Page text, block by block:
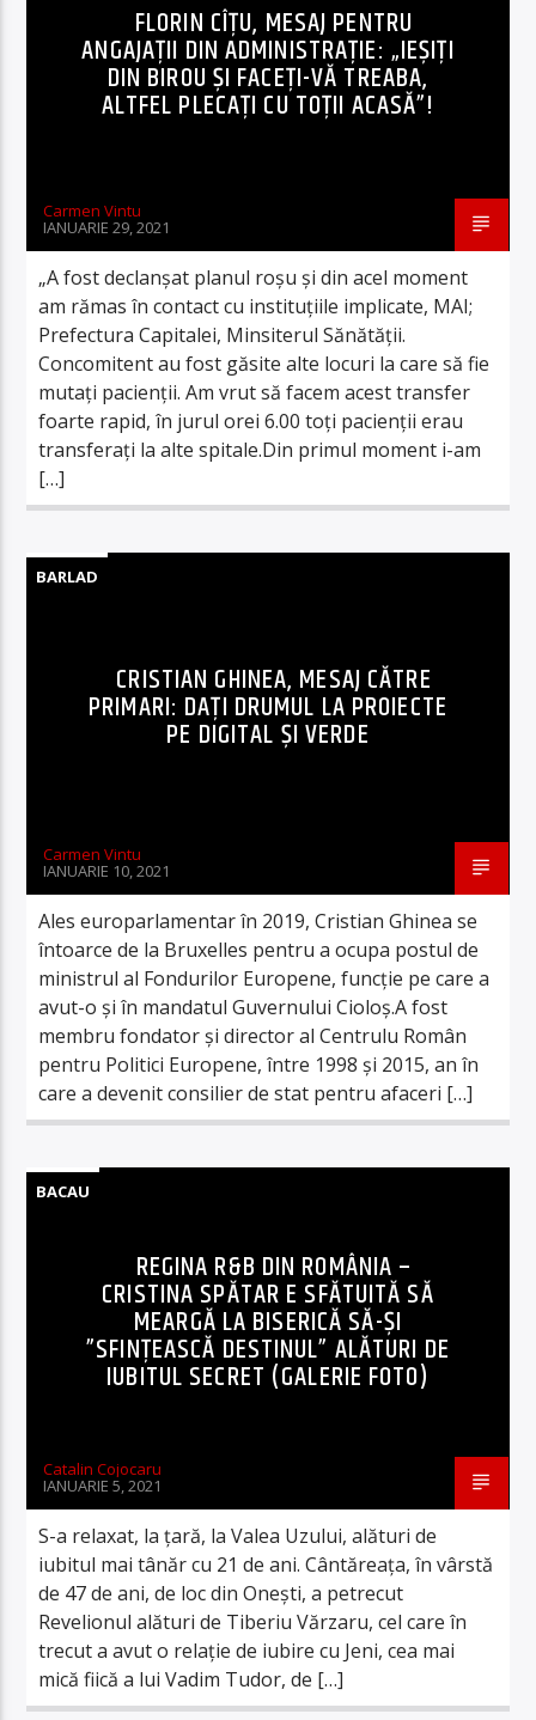
FLORIN CÎŢU, MESAJ PENTRU
ANGAJAȚII DIN ADMINISTRAȚIE: „IEŞIȚI
DIN BIROU ŞI FACEŢI-VĂ TREABA,
ALTFEL PLECAŢI CU TOŢII ACASĂ”!
Carmen Vintu
IANUARIE 29, 2021
„A fost declanşat planul roşu şi din acel moment
am rămas în contact cu instituţiile implicate, MAI;
Prefectura Capitalei, Minsiterul Sănătăţii.
Concomitent au fost găsite alte locuri la care să fie
mutaţi pacienţii. Am vrut să facem acest transfer
foarte rapid, în jurul orei 6.00 toţi pacienţii erau
transferaţi la alte spitale.Din primul moment i-am
[…]
BARLAD
CRISTIAN GHINEA, MESAJ CĂTRE
PRIMARI: DAŢI DRUMUL LA PROIECTE
PE DIGITAL ŞI VERDE
Carmen Vintu
IANUARIE 10, 2021
Ales europarlamentar în 2019, Cristian Ghinea se
întoarce de la Bruxelles pentru a ocupa postul de
ministrul al Fondurilor Europene, funcție pe care a
avut-o și în mandatul Guvernului Cioloș.A fost
membru fondator și director al Centrulu Român
pentru Politici Europene, între 1998 și 2015, an în
care a devenit consilier de stat pentru afaceri […]
BACAU
REGINA R&B DIN ROMÂNIA –
CRISTINA SPĂTAR E SFĂTUITĂ SĂ
MEARGĂ LA BISERICĂ SĂ-ȘI
”SFINȚEASCĂ DESTINUL” ALĂTURI DE
IUBITUL SECRET (GALERIE FOTO)
Catalin Cojocaru
IANUARIE 5, 2021
S-a relaxat, la țară, la Valea Uzului, alături de
iubitul mai tânăr cu 21 de ani. Cântăreața, în vârstă
de 47 de ani, de loc din Onești, a petrecut
Revelionul alături de Tiberiu Vărzaru, cel care în
trecut a avut o relație de iubire cu Jeni, cea mai
mică fiică a lui Vadim Tudor, de […]